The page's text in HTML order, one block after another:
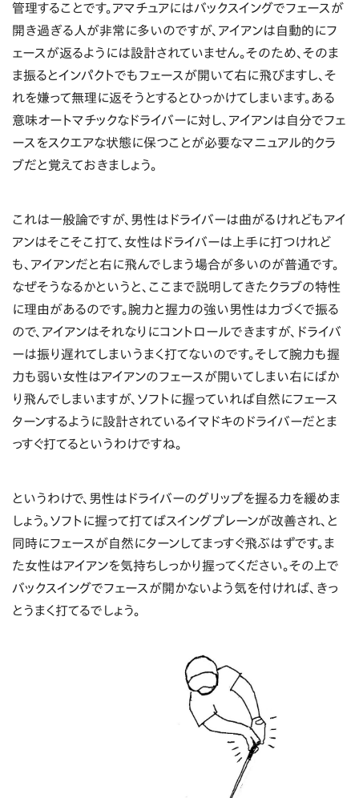
管理することです。アマチュアにはバックスイングでフェースが
開き過ぎる人が非常に多いのですが、アイアンは自動的にフ
ェースが返るようには設計されていません。そのため、そのま
ま振るとインパクトでもフェースが開いて右に飛びますし、そ
れを嫌って無理に返そうとするとひっかけてしまいます。ある
意味オートマチックなドライバーに対し、アイアンは自分でフェ
ースをスクエアな状態に保つことが必要なマニュアル的クラ
ブだと覚えておきましょう。
これは一般論ですが、男性はドライバーは曲がるけれどもアイ
アンはそこそこ打て、女性はドライバーは上手に打つけれど
も、アイアンだと右に飛んでしまう場合が多いのが普通です。
なぜそうなるかというと、ここまで説明してきたクラブの特性
に理由があるのです。腕力と握力の強い男性は力づくで振る
ので、アイアンはそれなりにコントロールできますが、ドライバ
ーは振り遅れてしまいうまく打てないのです。そして腕力も握
力も弱い女性はアイアンのフェースが開いてしまい右にばか
り飛んでしまいますが、ソフトに握っていれば自然にフェース
ターンするように設計されているイマドキのドライバーだとま
っすぐ打てるというわけですね。
というわけで、男性はドライバーのグリップを握る力を緩めま
しょう。ソフトに握って打てばスイングプレーンが改善され、と
同時にフェースが自然にターンしてまっすぐ飛ぶはずです。ま
た女性はアイアンを気持ちしっかり握ってください。その上で
バックスイングでフェースが開かないよう気を付ければ、きっ
とうまく打てるでしょう。